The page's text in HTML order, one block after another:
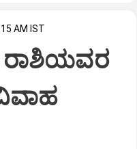
AM IST
ರಾಶಿಯವರ